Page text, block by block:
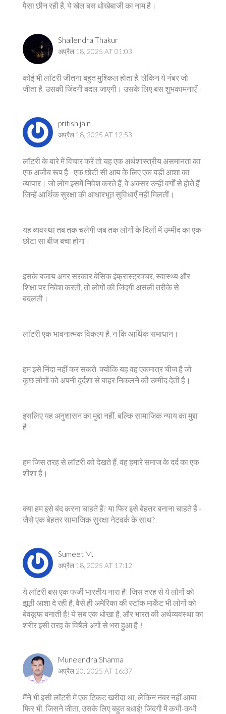
पैसा छीन रही है, ये खेल बस धोखेबाजी का नाम है।
Shailendra Thakur
अप्रैल 18, 2025 AT 01:03
कोई भी लॉटरी जीतना बहुत मुश्किल होता है, लेकिन ये नंबर जो
जीता है, उसकी जिंदगी बदल जाएगी। उसके लिए बस शुभकामनाएँ।
pritish jain
अप्रैल 18, 2025 AT 12:53
लॉटरी के बारे में विचार करें तो यह एक अर्थशास्त्रीय असमानता का
एक अजीब रूप है - एक छोटी सी आय के लिए एक बड़ी आशा का
व्यापार। जो लोग इसमें निवेश करते हैं, वे अक्सर उन्हीं वर्गों से होते हैं
जिन्हें आर्थिक सुरक्षा की आधारभूत सुविधाएँ नहीं मिलतीं।
यह व्यवस्था तब तक चलेगी जब तक लोगों के दिलों में उम्मीद का एक
छोटा सा बीज बचा होगा।
इसके बजाय अगर सरकार बेसिक इंफ्रास्ट्रक्चर, स्वास्थ्य और
शिक्षा पर निवेश करती, तो लोगों की जिंदगी असली तरीके से
बदलती।
लॉटरी एक भावनात्मक विकल्प है, न कि आर्थिक समाधान।
हम इसे निंदा नहीं कर सकते, क्योंकि यह वह एकमात्र चीज है जो
कुछ लोगों को अपनी दुर्दशा से बाहर निकलने की उम्मीद देती है।
इसलिए यह अनुशासन का मुद्दा नहीं, बल्कि सामाजिक न्याय का मुद्दा
है।
हम जिस तरह से लॉटरी को देखते हैं, वह हमारे समाज के दर्द का एक
शीशा है।
क्या हम इसे बंद करना चाहते हैं? या फिर इसे बेहतर बनाना चाहते हैं -
जैसे एक बेहतर सामाजिक सुरक्षा नेटवर्क के साथ?
Sumeet M.
अप्रैल 18, 2025 AT 17:12
ये लॉटरी बस एक फर्जी भारतीय नारा है! जिस तरह से ये लोगों को
झूठी आशा दे रही है, वैसे ही अमेरिका की स्टॉक मार्केट भी लोगों को
बेवकूफ बनाती है! ये सब एक धोखा है, और भारत की अर्थव्यवस्था का
शरीर इसी तरह के विषैले अंगों से भरा हुआ है!!
Muneendra Sharma
अप्रैल 20, 2025 AT 16:37
मैंने भी इसी लॉटरी में एक टिकट खरीदा था, लेकिन नंबर नहीं आया।
फिर भी, जिसने जीता, उसके लिए बहुत बधाई! जिंदगी में कभी-कभी